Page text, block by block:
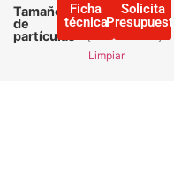
Tamaño
de
partículas
Limpiar
Ficha
técnica
Solicita
Presupuesto